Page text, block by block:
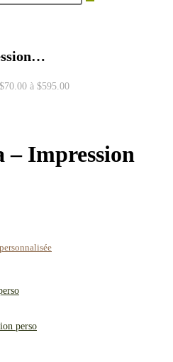
à $595.00
– Impression